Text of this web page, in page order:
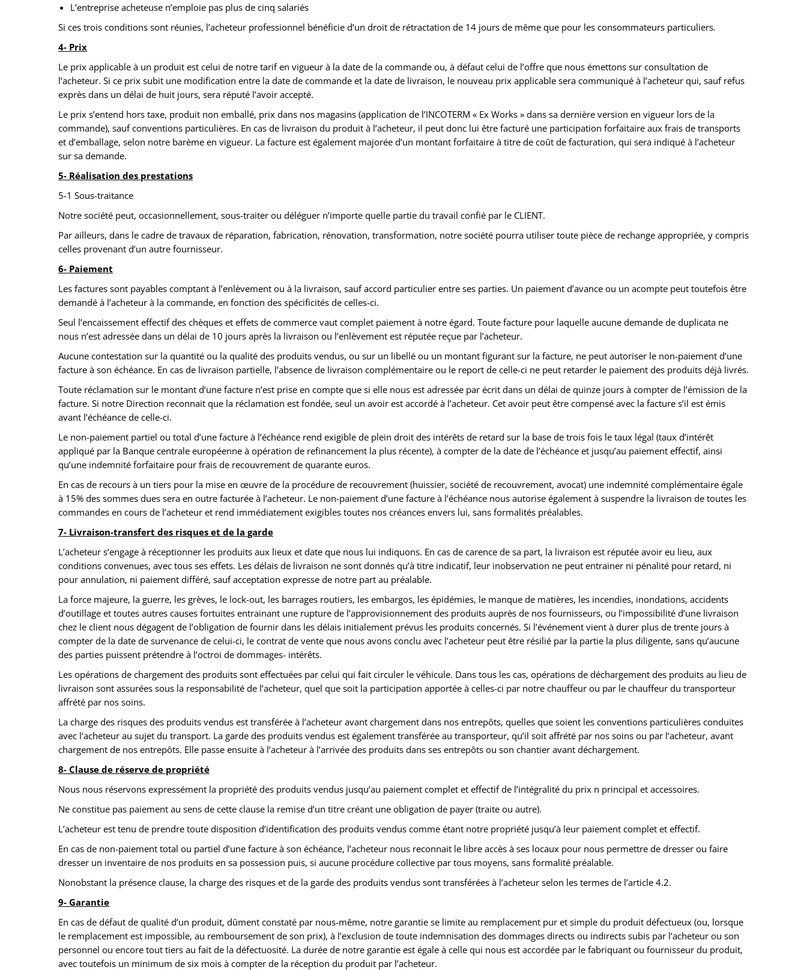
L’entreprise acheteuse n’emploie pas plus de cinq salariés
Si ces trois conditions sont réunies, l’acheteur professionnel bénéficie d’un droit de rétractation de 14 jours de même que pour les consommateurs particuliers.
4- Prix
Le prix applicable à un produit est celui de notre tarif en vigueur à la date de la commande ou, à défaut celui de l’offre que nous émettons sur consultation de
l’acheteur. Si ce prix subit une modification entre la date de commande et la date de livraison, le nouveau prix applicable sera communiqué à l’acheteur qui, sauf refus
exprès dans un délai de huit jours, sera réputé l’avoir accepté.
Le prix s’entend hors taxe, produit non emballé, prix dans nos magasins (application de l’INCOTERM « Ex Works » dans sa dernière version en vigueur lors de la
commande), sauf conventions particulières. En cas de livraison du produit à l’acheteur, il peut donc lui être facturé une participation forfaitaire aux frais de transports
et d’emballage, selon notre barème en vigueur. La facture est également majorée d’un montant forfaitaire à titre de coût de facturation, qui sera indiqué à l’acheteur
sur sa demande.
5- Réalisation des prestations
5-1 Sous-traitance
Notre société peut, occasionnellement, sous-traiter ou déléguer n’importe quelle partie du travail confié par le CLIENT.
Par ailleurs, dans le cadre de travaux de réparation, fabrication, rénovation, transformation, notre société pourra utiliser toute pièce de rechange appropriée, y compris
celles provenant d’un autre fournisseur.
6- Paiement
Les factures sont payables comptant à l’enlèvement ou à la livraison, sauf accord particulier entre ses parties. Un paiement d’avance ou un acompte peut toutefois être
demandé à l’acheteur à la commande, en fonction des spécificités de celles-ci.
Seul l’encaissement effectif des chèques et effets de commerce vaut complet paiement à notre égard. Toute facture pour laquelle aucune demande de duplicata ne
nous n’est adressée dans un délai de 10 jours après la livraison ou l’enlèvement est réputée reçue par l’acheteur.
Aucune contestation sur la quantité ou la qualité des produits vendus, ou sur un libellé ou un montant figurant sur la facture, ne peut autoriser le non-paiement d’une
facture à son échéance. En cas de livraison partielle, l’absence de livraison complémentaire ou le report de celle-ci ne peut retarder le paiement des produits déjà livrés.
Toute réclamation sur le montant d’une facture n’est prise en compte que si elle nous est adressée par écrit dans un délai de quinze jours à compter de l’émission de la
facture. Si notre Direction reconnait que la réclamation est fondée, seul un avoir est accordé à l’acheteur. Cet avoir peut être compensé avec la facture s’il est émis
avant l’échéance de celle-ci.
Le non-paiement partiel ou total d’une facture à l’échéance rend exigible de plein droit des intérêts de retard sur la base de trois fois le taux légal (taux d’intérêt
appliqué par la Banque centrale européenne à opération de refinancement la plus récente), à compter de la date de l’échéance et jusqu’au paiement effectif, ainsi
qu’une indemnité forfaitaire pour frais de recouvrement de quarante euros.
En cas de recours à un tiers pour la mise en œuvre de la procédure de recouvrement (huissier, société de recouvrement, avocat) une indemnité complémentaire égale
à 15% des sommes dues sera en outre facturée à l’acheteur. Le non-paiement d’une facture à l’échéance nous autorise également à suspendre la livraison de toutes les
commandes en cours de l’acheteur et rend immédiatement exigibles toutes nos créances envers lui, sans formalités préalables.
7- Livraison-transfert des risques et de la garde
L’acheteur s’engage à réceptionner les produits aux lieux et date que nous lui indiquons. En cas de carence de sa part, la livraison est réputée avoir eu lieu, aux
conditions convenues, avec tous ses effets. Les délais de livraison ne sont donnés qu’à titre indicatif, leur inobservation ne peut entrainer ni pénalité pour retard, ni
pour annulation, ni paiement différé, sauf acceptation expresse de notre part au préalable.
La force majeure, la guerre, les grèves, le lock-out, les barrages routiers, les embargos, les épidémies, le manque de matières, les incendies, inondations, accidents
d’outillage et toutes autres causes fortuites entrainant une rupture de l’approvisionnement des produits auprès de nos fournisseurs, ou l’impossibilité d’une livraison
chez le client nous dégagent de l’obligation de fournir dans les délais initialement prévus les produits concernés. Si l’événement vient à durer plus de trente jours à
compter de la date de survenance de celui-ci, le contrat de vente que nous avons conclu avec l’acheteur peut être résilié par la partie la plus diligente, sans qu’aucune
des parties puissent prétendre à l’octroi de dommages- intérêts.
Les opérations de chargement des produits sont effectuées par celui qui fait circuler le véhicule. Dans tous les cas, opérations de déchargement des produits au lieu de
livraison sont assurées sous la responsabilité de l’acheteur, quel que soit la participation apportée à celles-ci par notre chauffeur ou par le chauffeur du transporteur
affrété par nos soins.
La charge des risques des produits vendus est transférée à l’acheteur avant chargement dans nos entrepôts, quelles que soient les conventions particulières conduites
avec l’acheteur au sujet du transport. La garde des produits vendus est également transférée au transporteur, qu’il soit affrété par nos soins ou par l’acheteur, avant
chargement de nos entrepôts. Elle passe ensuite à l’acheteur à l’arrivée des produits dans ses entrepôts ou son chantier avant déchargement.
8- Clause de réserve de propriété
Nous nous réservons expressément la propriété des produits vendus jusqu’au paiement complet et effectif de l’intégralité du prix n principal et accessoires.
Ne constitue pas paiement au sens de cette clause la remise d’un titre créant une obligation de payer (traite ou autre).
L’acheteur est tenu de prendre toute disposition d’identification des produits vendus comme étant notre propriété jusqu’à leur paiement complet et effectif.
En cas de non-paiement total ou partiel d’une facture à son échéance, l’acheteur nous reconnait le libre accès à ses locaux pour nous permettre de dresser ou faire
dresser un inventaire de nos produits en sa possession puis, si aucune procédure collective par tous moyens, sans formalité préalable.
Nonobstant la présence clause, la charge des risques et de la garde des produits vendus sont transférées à l’acheteur selon les termes de l’article 4.2.
9- Garantie
En cas de défaut de qualité d’un produit, dûment constaté par nous-même, notre garantie se limite au remplacement pur et simple du produit défectueux (ou, lorsque
le remplacement est impossible, au remboursement de son prix), à l’exclusion de toute indemnisation des dommages directs ou indirects subis par l’acheteur ou son
personnel ou encore tout tiers au fait de la défectuosité. La durée de notre garantie est égale à celle qui nous est accordée par le fabriquant ou fournisseur du produit,
avec toutefois un minimum de six mois à compter de la réception du produit par l’acheteur.